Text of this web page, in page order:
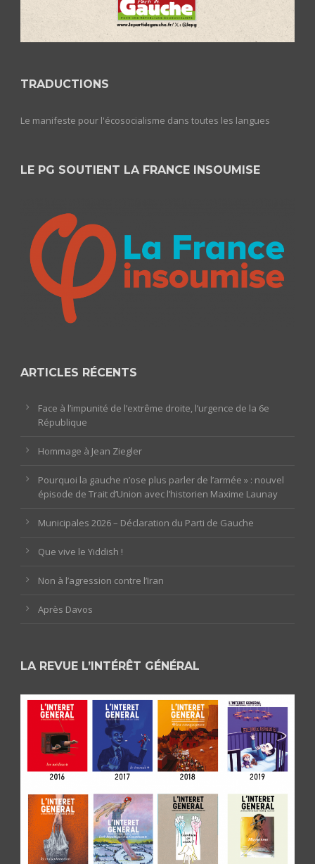
TRADUCTIONS
Le manifeste pour l'écosocialisme dans toutes les langues
LE PG SOUTIENT LA FRANCE INSOUMISE
ARTICLES RÉCENTS
Face à l’impunité de l’extrême droite, l’urgence de la 6e
République
Hommage à Jean Ziegler
Pourquoi la gauche n’ose plus parler de l’armée » : nouvel
épisode de Trait d’Union avec l’historien Maxime Launay
Municipales 2026 – Déclaration du Parti de Gauche
Que vive le Yiddish !
Non à l’agression contre l’Iran
Après Davos
LA REVUE L’INTÉRÊT GÉNÉRAL